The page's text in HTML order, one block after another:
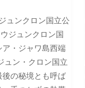
ュンクロン国立公
ジュンクロン国
ア・ジャワ島西端
ュン・クロン国立
の秘境とも呼ば